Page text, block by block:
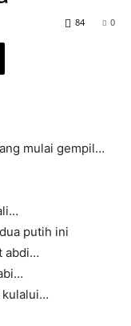
0
84
mulai gempil…
putih ini
abdi…
kulalui…